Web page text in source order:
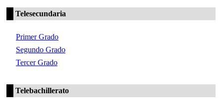
Telesecundaria
Primer Grado
Segundo Grado
Tercer Grado
Telebachillerato